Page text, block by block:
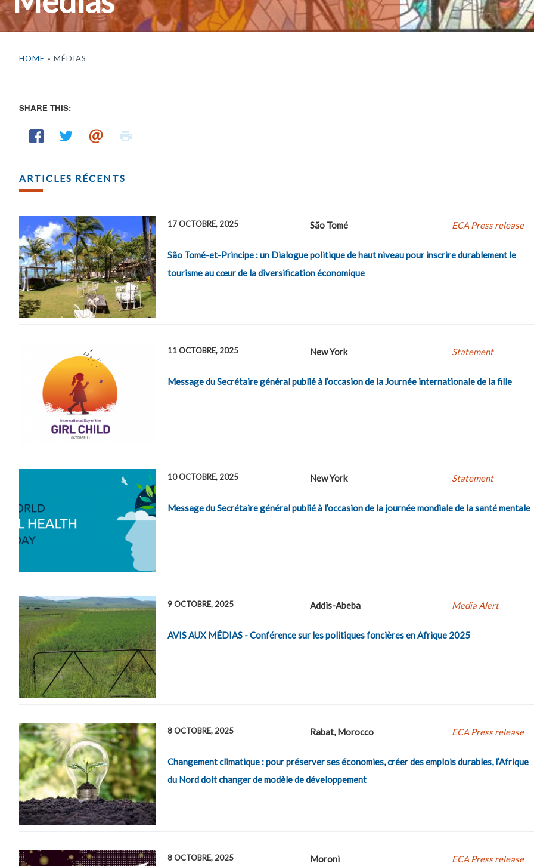
HOME » MÉDIAS
SHARE THIS:
ARTICLES RÉCENTS
17 OCTOBRE, 2025 São Tomé ECA Press release
São Tomé-et-Principe : un Dialogue politique de haut niveau pour inscrire durablement le
tourisme au cœur de la diversification économique
11 OCTOBRE, 2025 New York Statement
Message du Secrétaire général publié à l’occasion de la Journée internationale de la fille
10 OCTOBRE, 2025 New York Statement
Message du Secrétaire général publié à l’occasion de la journée mondiale de la santé mentale
9 OCTOBRE, 2025 Addis-Abeba Media Alert
AVIS AUX MÉDIAS - Conférence sur les politiques foncières en Afrique 2025
8 OCTOBRE, 2025 Rabat, Morocco ECA Press release
Changement climatique : pour préserver ses économies, créer des emplois durables, l’Afrique
du Nord doit changer de modèle de développement
8 OCTOBRE, 2025 Moroni ECA Press release